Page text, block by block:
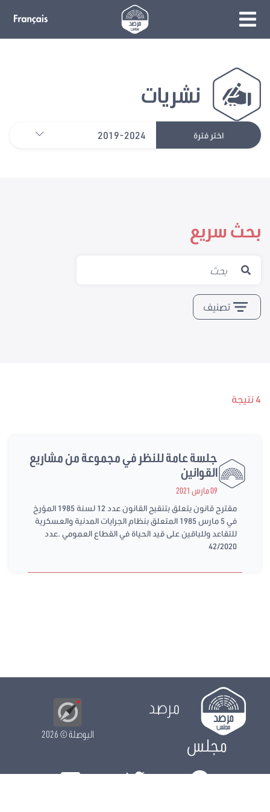
نشريات
اختر فترة 2019-2024
بحث سريع
تصنيف
4 نتيجة
جلسة عامة للنظر في مجموعة من مشاريع
القوانين
09 مارس 2021
مقترح قانون يتعلق بتنقيح القانون عدد 12 لسنة 1985 المؤرخ
في 5 مارس 1985 المتعلق بنظام الجرايات المدنية والعسكرية
للتقاعد وللباقين على قيد الحياة في القطاع العمومي .عدد
42/2020
مرصد
مجلس
البوصلة© 2026